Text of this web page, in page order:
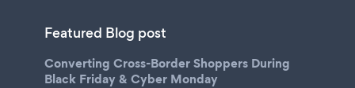
Featured Blog post
Converting Cross-Border Shoppers During
Black Friday & Cyber Monday